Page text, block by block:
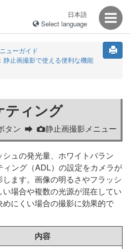
日本語
Select language
ューガイド
静止画撮影で使える便利な機能
ティング
タン C静止画撮影メニュー
ュの発光量、ホワイトバラン
ング（ADL）の設定をカメラが
ます。画像の明るさやフラッシ
場合や複数の光源が混在してい
にくい場合の撮影に効果的で
内容